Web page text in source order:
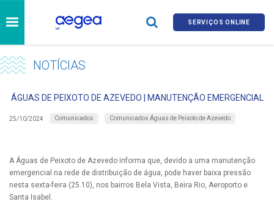
SERVIÇOS ONLINE
NOTÍCIAS
ÁGUAS DE PEIXOTO DE AZEVEDO | MANUTENÇÃO EMERGENCIAL
25/10/2024 Comunicados Comunicados Águas de Peixoto de Azevedo
A Águas de Peixoto de Azevedo informa que, devido a uma manutenção
emergencial na rede de distribuição de água, pode haver baixa pressão
nesta sexta-feira (25.10), nos bairros Bela Vista, Beira Rio, Aeroporto e
Santa Isabel.